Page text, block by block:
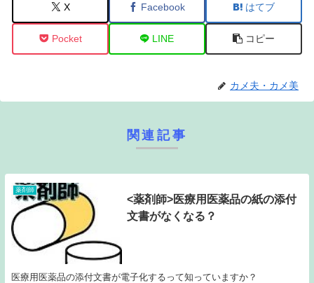
X Facebook はてブ
Pocket LINE コピー
カメ夫・カメ美
関連記事
薬剤師
<薬剤師>医療用医薬品の紙の添付
文書がなくなる？
医療用医薬品の添付文書が電子化するって知っていますか？